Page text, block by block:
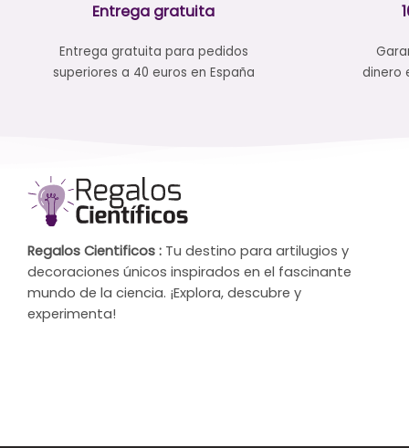
Entrega gratuita
Entrega gratuita para pedidos
superiores a 40 euros en España
dinero
Regalos Cientificos : Tu destino para artilugios y
decoraciones únicos inspirados en el fascinante
mundo de la ciencia. ¡Explora, descubre y
experimenta!